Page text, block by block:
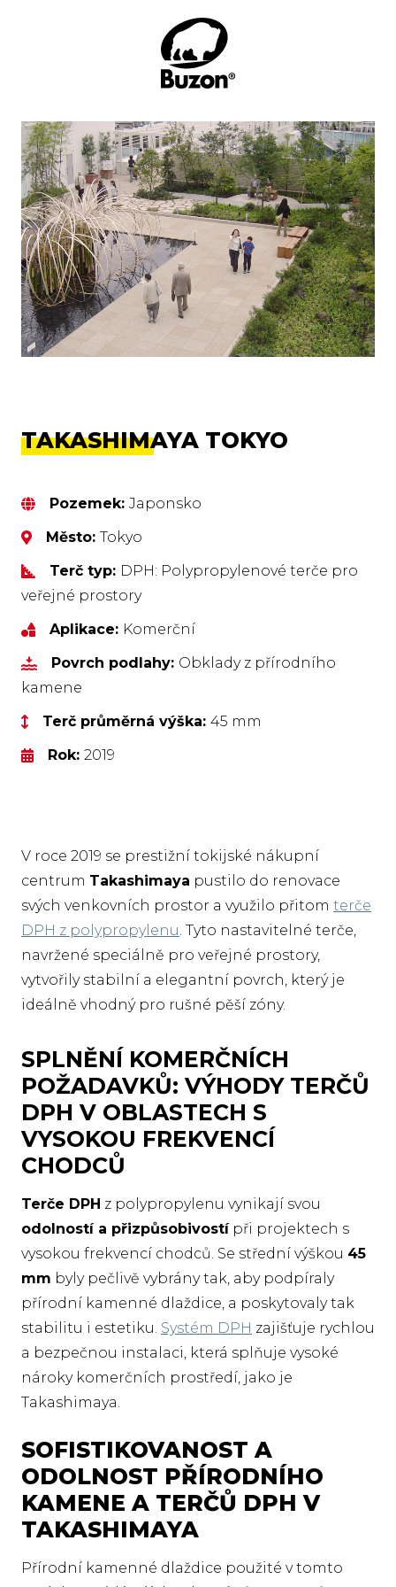
TAKASHIMAYA TOKYO
Pozemek:Japonsko
Město:Tokyo
Terč typ: DPH: Polypropylenové terče pro
veřejné prostory
Aplikace: Komerční
Povrch podlahy: Obklady z přírodního
kamene
Terč průměrná výška:45 mm
Rok:2019
V roce 2019 se prestižní tokijské nákupní
centrum Takashimaya pustilo do renovace
svých venkovních prostor a využilo přitom terče
DPH z polypropylenu. Tyto nastavitelné terče,
navržené speciálně pro veřejné prostory,
vytvořily stabilní a elegantní povrch, který je
ideálně vhodný pro rušné pěší zóny.
SPLNĚNÍ KOMERČNÍCH
POŽADAVKŮ: VÝHODY TERČŮ
DPH V OBLASTECH S
VYSOKOU FREKVENCÍ
CHODCŮ
Terče DPH z polypropylenu vynikají svou
odolností a přizpůsobivostípři projektech s
vysokou frekvencí chodců. Se střední výškou 45
mm byly pečlivě vybrány tak, aby podpíraly
přírodní kamenné dlaždice, a poskytovaly tak
stabilitu i estetiku. Systém DPH zajišťuje rychlou
a bezpečnou instalaci, která splňuje vysoké
nároky komerčních prostředí, jako je
Takashimaya.
SOFISTIKOVANOST A
ODOLNOST PŘÍRODNÍHO
KAMENE A TERČŮ DPH V
TAKASHIMAYA
Přírodní kamenné dlaždice použité v tomto